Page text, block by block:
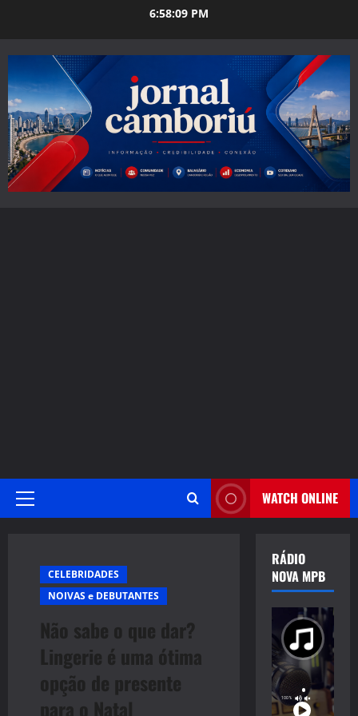
6:58:11 PM
Primary
WATCH ONLINE
CELEBRIDADES
NOIVAS e DEBUTANTES
Não sabe o que dar?
Lingerie é uma ótima
opção de presente
para o Natal
RÁDIO
NOVA MPB